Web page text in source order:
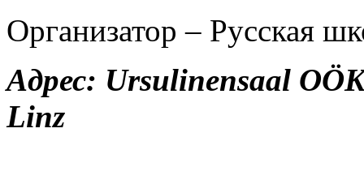
Организатор – Русская
Адрес: Ursulinensaal
Linz